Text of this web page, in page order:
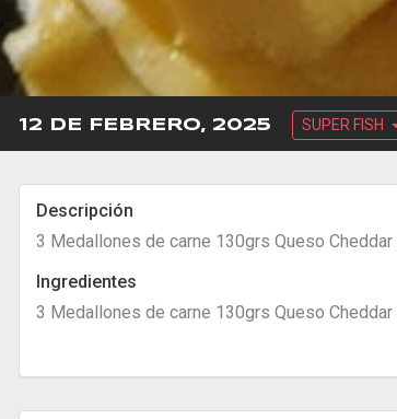
12 DE FEBRERO, 2025 SUPER FISH
Descripción
3 Medallones de carne 130grs Queso
Ingredientes
3 Medallones de carne 130grs Queso